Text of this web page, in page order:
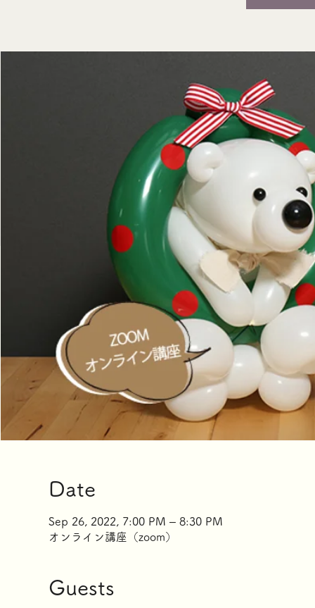
Date
Sep 26, 2022, 7:00 PM – 8:30 PM
オンライン講座（zoom）
Guests